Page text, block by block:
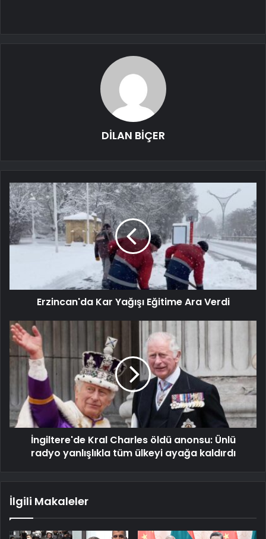
DİLAN BİÇER
Erzincan'da Kar Yağışı Eğitime Ara Verdi
İngiltere'de Kral Charles öldü anonsu: Ünlü
radyo yanlışlıkla tüm ülkeyi ayağa kaldırdı
İlgili Makaleler